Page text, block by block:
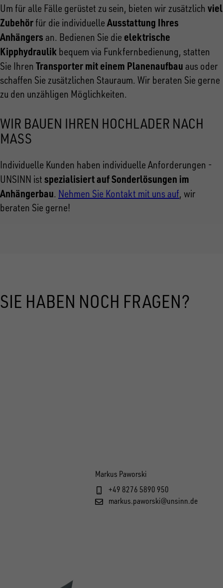
Um für alle Fälle gerüstet zu sein, bieten wir zusätzlich viel
Zubehör für die individuelle Ausstattung Ihres
Anhängers an. Bedienen Sie die elektrische
Kipphydraulik bequem via Funkfernbedienung, statten
Sie Ihren Transporter mit einem Planenaufbau aus oder
schaffen Sie zusätzlichen Stauraum. Wir beraten Sie gerne
zu den unzähligen Möglichkeiten.
WIR BAUEN IHREN HOCHLADER NACH
MASS
Individuelle Kunden haben individuelle Anforderungen -
UNSINN ist spezialisiert auf Sonderlösungen im
Anhängerbau. Nehmen Sie Kontakt mit uns auf, wir
beraten Sie gerne!
SIE HABEN NOCH FRAGEN?
Markus Paworski
+49 8276 5890 950
markus.paworski@unsinn.de